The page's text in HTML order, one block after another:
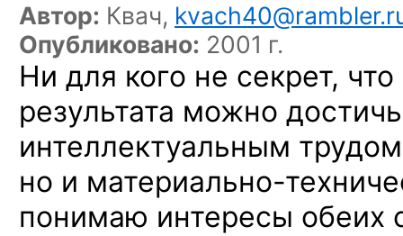
Автор: Квач,
Опубликовано: 2001 г.
Ни для кого не секрет, что
результата можно
интеллектуальным
но и материально-
понимаю интересы обеих